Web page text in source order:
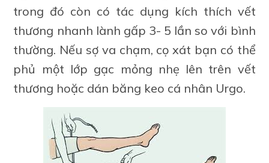
trong đó còn có tác dụng kích thích vết
thương nhanh lành gấp 3- 5 lần so với bình
thường. Nếu sợ va chạm, cọ xát bạn có thể
phủ một lớp gạc mỏng nhẹ lên trên vết
thương hoặc dán băng keo cá nhân Urgo.